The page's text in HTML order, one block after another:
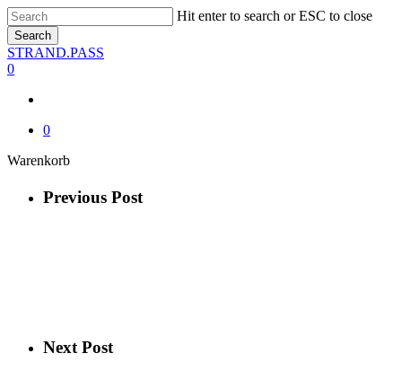
Skip
to
main
content
Hit enter to search or ESC to close
Search
Close
Search
STRAND.PASS
0
0
WarenkorbClose
Previous Post
Next Post